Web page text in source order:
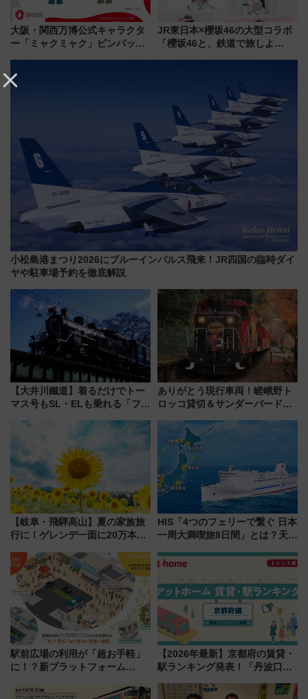
大阪・関西万博公式キャラクタ
ー「ミャクミャク」ピンバッジ
JR東日本×櫻坂46の大型コラボ
「櫻坂46と、鉄道で旅しよ
小松島港まつり2026にブルーインパルス飛来！JR四国の臨時ダイ
ヤや駐車場予約を徹底解説
【大井川鐵道】着るだけでトー
マス号もSL・ELも乗れる「フリ
受注販売
ありがとう現行車両！嵯峨野ト
ロッコ貸切＆サンダーバードレ
斉藤雪乃＆福原トシヒロと行
く！9月13日「京都の鉄道満喫
ツアー」開催
【岐阜・飛騨高山】夏の家族旅
行に！ゲレンデ一面に20万本の
アひまわり園」開園
HIS「4つのフェリーで繋ぐ 日本
一周大満喫旅8日間」とは？天橋
の絶景＆限定グルメを網羅！煩
しめるプランが登場
駅前広場の利用が「超お手軽」
に！？新プラットフォーム
マホで簡単申請 物販や演奏会な
【2026年最新】京都府の賃貸・
駅ランキング発表！「丹波口」
由は？